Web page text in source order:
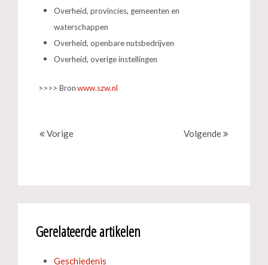
Overheid, provincies, gemeenten en
waterschappen
Overheid, openbare nutsbedrijven
Overheid, overige instellingen
>>>> Bronwww.szw.nl
Vorige Volgende
Gerelateerde artikelen
Geschiedenis